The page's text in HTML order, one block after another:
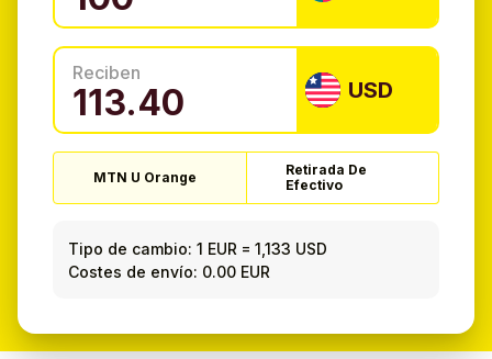
Reciben
USD
MTN U Orange
Retirada De
Efectivo
Tipo de cambio: 1 EUR =1,133 USD
Costes de envío: 0.00 EUR